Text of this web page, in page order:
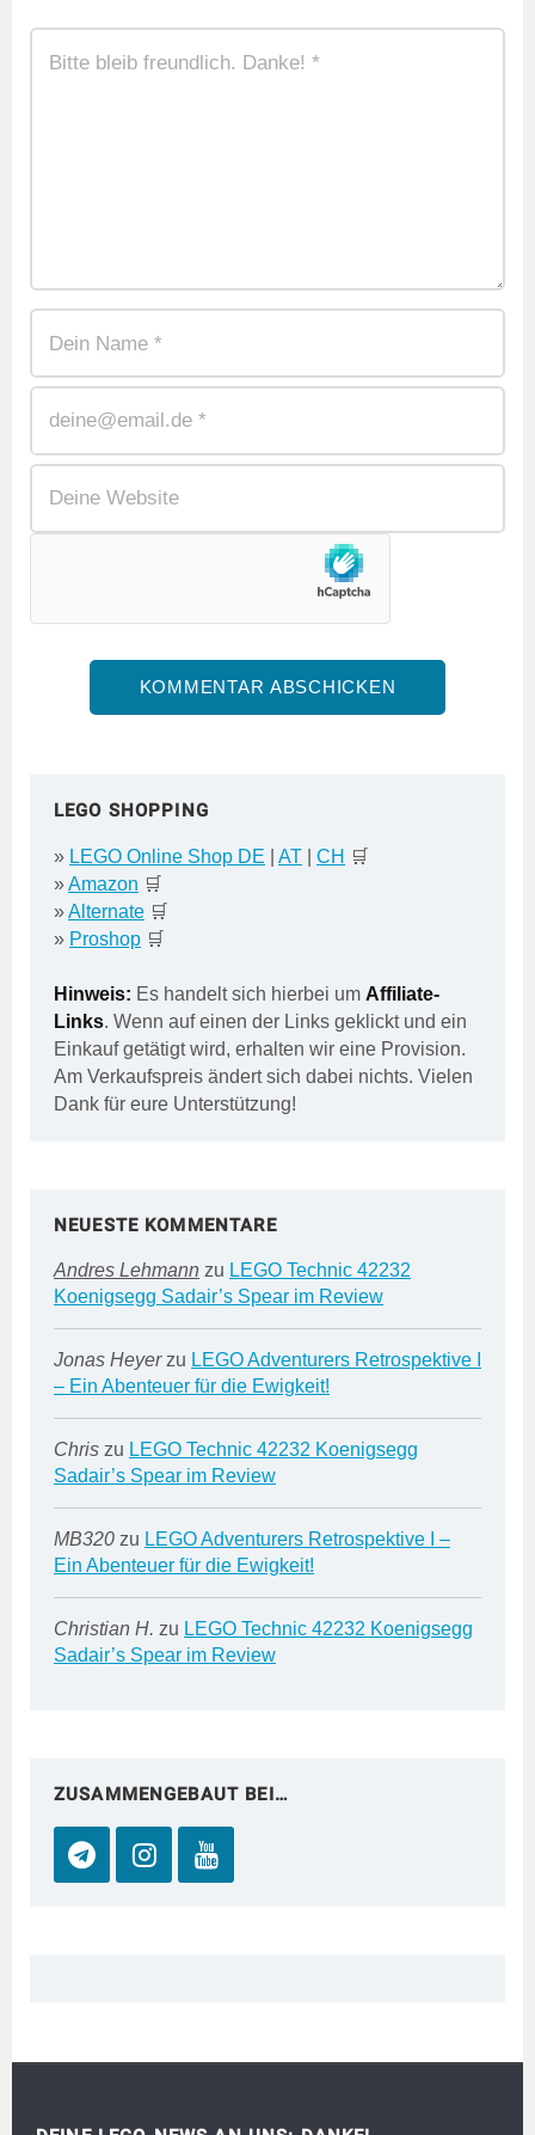
LEGO SHOPPING
» LEGO Online Shop DE AT CH 🛒
»Amazon 🛒
»Alternate 🛒
» Proshop 🛒
Hinweis: Es handelt sich hierbei um Affiliate-
Links. Wenn auf einen der Links geklickt und ein
Einkauf getätigt wird, erhalten wir eine Provision.
Am Verkaufspreis ändert sich dabei nichts. Vielen
Dank für eure Unterstützung!
NEUESTE KOMMENTARE
Andres Lehmann zu LEGO Technic 42232
Koenigsegg Sadair’s Spear im Review
Jonas Heyerzu LEGO Adventurers Retrospektive I
– Ein Abenteuer für die Ewigkeit!
Chris zu LEGO Technic 42232 Koenigsegg
Sadair’s Spear im Review
MB320 zu LEGO Adventurers Retrospektive I –
Ein Abenteuer für die Ewigkeit!
Christian H. zu LEGO Technic 42232 Koenigsegg
Sadair’s Spear im Review
ZUSAMMENGEBAUT BEI…